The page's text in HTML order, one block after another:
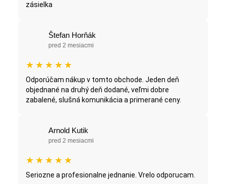
zásielka
Štefan Horňák
pred 2 mesiacmi
★ ★ ★ ★ ★
Odporúčam nákup v tomto obchode. Jeden deň
objednané na druhý deň dodané, veľmi dobre
zabalené, slušná komunikácia a primerané ceny.
Arnold Kutik
pred 2 mesiacmi
★ ★ ★ ★ ★
Seriozne a profesionalne jednanie. Vrelo odporucam.